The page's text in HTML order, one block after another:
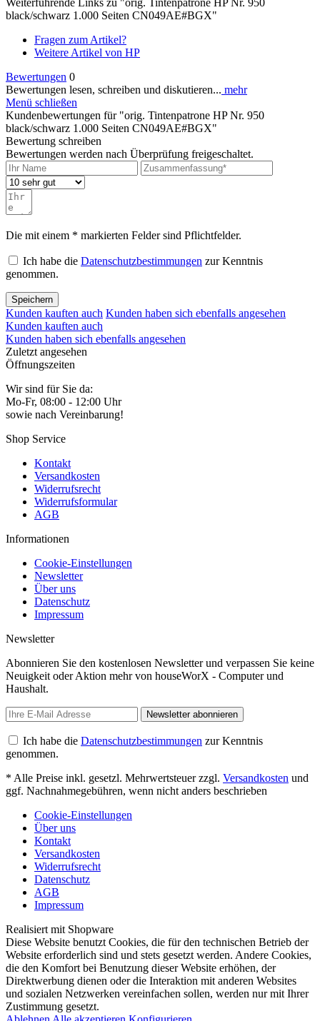
black/schwarz 1.000 Seiten CN049AE#BGX"
Fragen zum Artikel?
Weitere Artikel von HP
Bewertungen 0
Bewertungen lesen, schreiben und diskutieren... mehr
Menü schließen
Kundenbewertungen für "orig. Tintenpatrone HP Nr. 950
black/schwarz 1.000 Seiten CN049AE#BGX"
Bewertung schreiben
Bewertungen werden nach Überprüfung freigeschaltet.
Die mit einem * markierten Felder sind Pflichtfelder.
Ich habe die Datenschutzbestimmungen zur Kenntnis
genommen.
Speichern
Kunden kauften auch Kunden haben sich ebenfalls angesehen
Kunden kauften auch
Kunden haben sich ebenfalls angesehen
Zuletzt angesehen
Öffnungszeiten
Wir sind für Sie da:
Mo-Fr, 08:00 - 12:00 Uhr
sowie nach Vereinbarung!
Shop Service
Kontakt
Versandkosten
Widerrufsrecht
Widerrufsformular
AGB
Informationen
Cookie-Einstellungen
Newsletter
Über uns
Datenschutz
Impressum
Newsletter
Abonnieren Sie den kostenlosen Newsletter und verpassen Sie keine
Neuigkeit oder Aktion mehr von houseWorX - Computer und
Haushalt.
Newsletter abonnieren
Ich habe die Datenschutzbestimmungen zur Kenntnis
genommen.
* Alle Preise inkl. gesetzl. Mehrwertsteuer zzgl. Versandkosten und
ggf. Nachnahmegebühren, wenn nicht anders beschrieben
Cookie-Einstellungen
Über uns
Kontakt
Versandkosten
Widerrufsrecht
Datenschutz
AGB
Impressum
Realisiert mit Shopware
Diese Website benutzt Cookies, die für den technischen Betrieb der
Website erforderlich sind und stets gesetzt werden. Andere Cookies,
die den Komfort bei Benutzung dieser Website erhöhen, der
Direktwerbung dienen oder die Interaktion mit anderen Websites
und sozialen Netzwerken vereinfachen sollen, werden nur mit Ihrer
Zustimmung gesetzt.